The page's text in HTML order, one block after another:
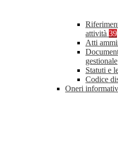
attività 39
Atti
gestionale
Statuti e
Codice
Oneri